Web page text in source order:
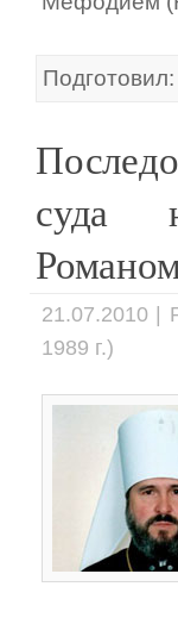
суда
21.07.2010 |
1989 г.)